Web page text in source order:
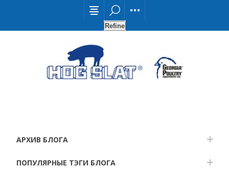
Refine
АРХИВ БЛОГА
ПОПУЛЯРНЫЕ ТЭГИ БЛОГА